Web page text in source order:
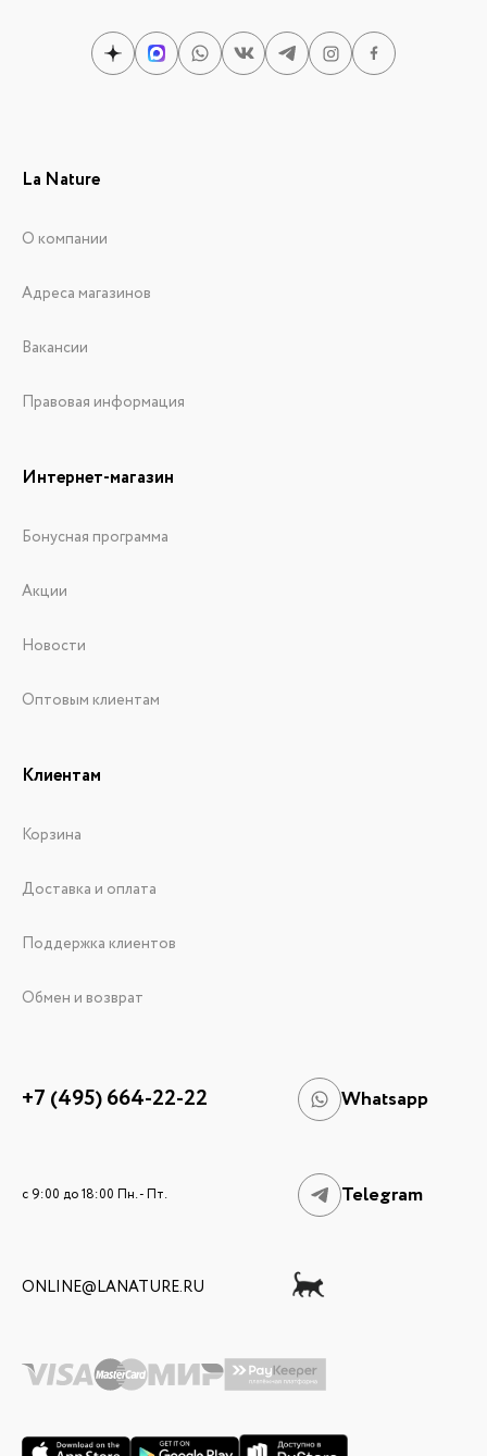
La Nature
О компании
Адреса магазинов
Вакансии
Правовая информация
Интернет-магазин
Бонусная программа
Акции
Новости
Оптовым клиентам
Клиентам
Корзина
Доставка и оплата
Поддержка клиентов
Обмен и возврат
+7 (495) 664-22-22 Whatsapp
c 9:00 до 18:00 Пн. - Пт. Telegram
ONLINE@LANATURE.RU